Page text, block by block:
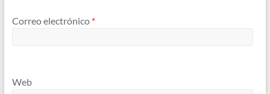
Correo electrónico *
Web